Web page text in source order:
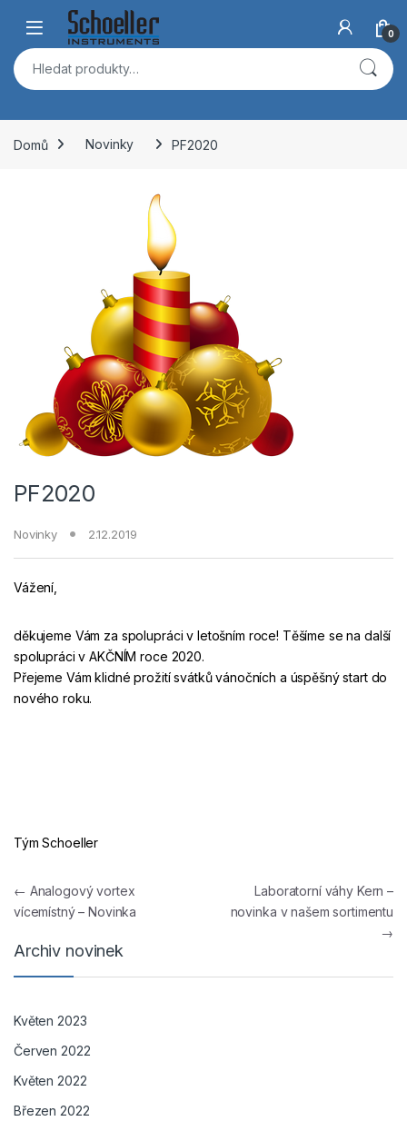
Skip to navigation
Skip to content
Open 0
Hledat:
Domů Novinky PF2020
PF2020
Novinky 2.12.2019
Vážení,
děkujeme Vám za spolupráci v letošním roce! Těšíme se na další
spolupráci v AKČNÍM roce 2020.
Přejeme Vám klidné prožití svátků vánočních a úspěšný start do
nového roku.
Tým Schoeller
Navigace pro příspěvek
← Analogový vortex
vícemístný – Novinka
Laboratorní váhy Kern –
novinka v našem sortimentu
→
Archiv novinek
Květen 2023
Červen 2022
Květen 2022
Březen 2022